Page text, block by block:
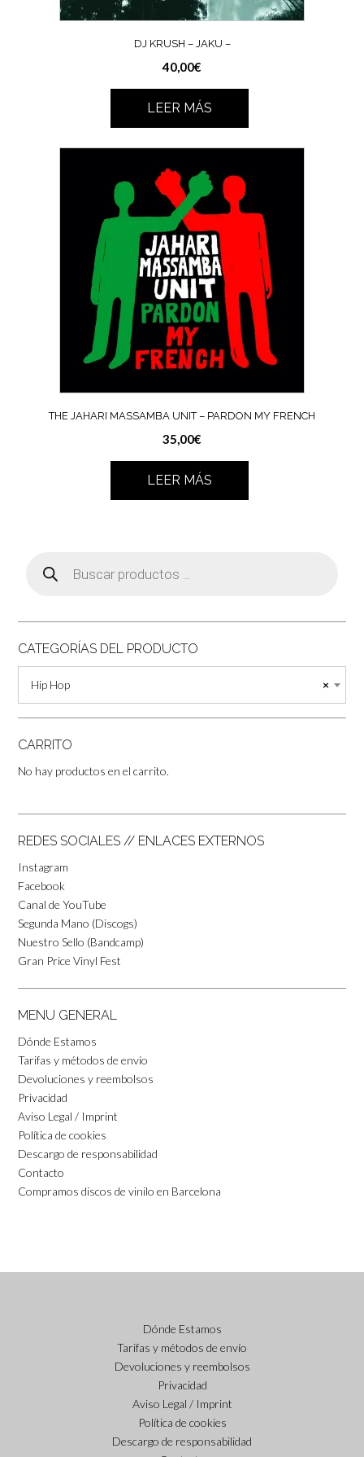
DJ KRUSH – JAKU –
40,00€
LEER MÁS
THE JAHARI MASSAMBA UNIT – PARDON MY FRENCH
35,00€
LEER MÁS
productos
CATEGORÍAS DEL PRODUCTO
×
Hip Hop
CARRITO
No hay productos en el carrito.
REDES SOCIALES // ENLACES EXTERNOS
Instagram
Facebook
Canal de YouTube
Segunda Mano (Discogs)
Nuestro Sello (Bandcamp)
Gran Price Vinyl Fest
MENU GENERAL
Dónde Estamos
Tarifas y métodos de envío
Devoluciones y reembolsos
Privacidad
Aviso Legal / Imprint
Política de cookies
Descargo de responsabilidad
Contacto
Compramos discos de vinilo en Barcelona
Dónde Estamos
Tarifas y métodos de envío
Devoluciones y reembolsos
Privacidad
Aviso Legal / Imprint
Política de cookies
Descargo de responsabilidad